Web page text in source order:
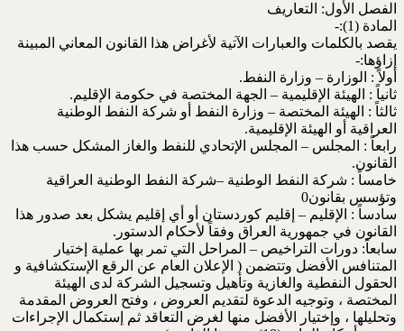
الفصل الأول: التعاريف
المادة (1):-
يقصد بالكلمات والعبارات الآتية لأغراض هذا القانون المعاني المبينة
إزاؤها:-
أولاً : الوزارة – وزارة النفط.
ثانياً : الهيئة الإقليمية – الجهة المختصة في حكومة الإقليم.
ثالثاً : الهيئة المختصة – وزارة النفط أو شركة النفط الوطنية
العراقية أو الهيئة الإقليمية.
رابعاً : المجلس – المجلس الإتحادي للنفط والغاز المشكل حسب هذا
القانون.
خامساً : شركة النفط الوطنية –شركة النفط الوطنية العراقية
وتؤسس بقانون0
سادساً : الإقليم – إقليم كوردستان أو أي إقليم يشكل بعد صدور هذا
القانون في جمهورية العراق وفقاً لأحكام الدستور.
سابعاً: دورات التراخيص – المراحل التي تمر بها عملية إختيار
المتنافس الأفضل وتتضمن ( الإعلان العام عن الرقع الإستكشافية و
الحقول النفطية والغازية وتأهيل وتسجيل الشركة لدى الهيئة
المختصة ، وتوجيه الدعوة لتقديم العروض ، وفتح العروض المقدمة
وتحليلها ، وإختيار الأفضل منها لغرض التعاقد ثم إستكمال الإجراءات